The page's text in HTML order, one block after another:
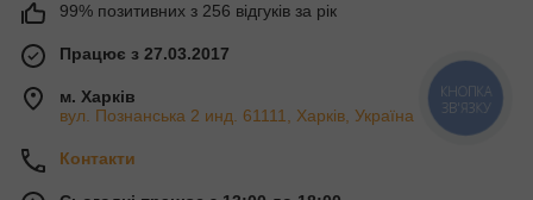
99% позитивних з 256 відгуків за рік
Працює з 27.03.2017
м. Харків
вул. Познанська 2 инд. 61111, Харків, Україна
Контакти
КНОПКА
ЗВ'ЯЗКУ